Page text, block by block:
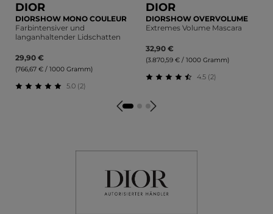
DIOR
DIORSHOW MONO COULEUR
Farbintensiver und
langanhaltender Lidschatten
29,90 €
(766,67 € / 1000 Gramm)
Durchschnittliche Bewertung von 5 von 5 Sternen
5.0 (2)
DIOR
DIORSHOW OVERVOLUME
Extremes Volume Mascara
32,90 €
(3.870,59 € / 1000 Gramm)
4.5 (2)